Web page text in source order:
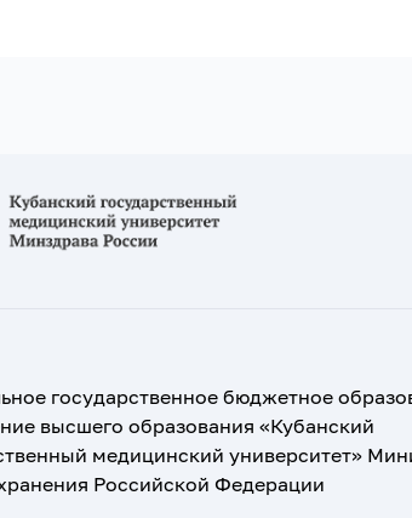
государственное бюджетное
высшего образования «Кубанский
медицинский университет»
Российской Федерации